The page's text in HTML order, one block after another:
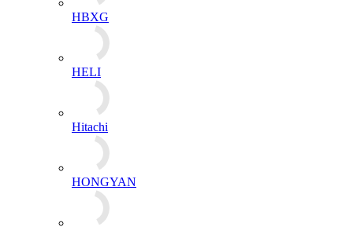
HBXG
HELI
Hitachi
HONGYAN